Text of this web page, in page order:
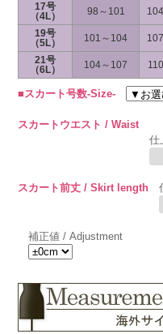
17号
（4L）
98～101 104
19号
（5L）
101～104 107
21号
（6L）
104～107 110
■スカート号数-Size-
スカートウエスト / Waist
仕
スカート前丈 / Skirt length
補正値 / Adjustment